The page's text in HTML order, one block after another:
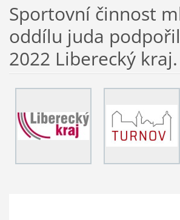
Sportovní činnost
oddílu juda
2022 Liberecký kraj.